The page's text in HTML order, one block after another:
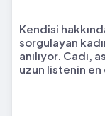
Kendisi
sorgulayan
anılıyor. Cadı,
uzun listenin